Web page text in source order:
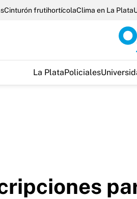
Cinturón frutihortícolaClima en La Plata
La PlataPoliciales